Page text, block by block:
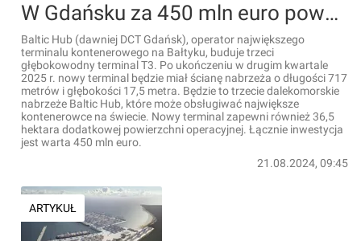
W Gdańsku za 450 mln euro powstaje trzeci głębokowodny terminal T3 na terenie Baltic Hub [FILMY]
Baltic Hub (dawniej DCT Gdańsk), operator największego
terminalu kontenerowego na Bałtyku, buduje trzeci
głębokowodny terminal T3. Po ukończeniu w drugim kwartale
2025 r. nowy terminal będzie miał ścianę nabrzeża o długości 717
metrów i głębokości 17,5 metra. Będzie to trzecie dalekomorskie
nabrzeże Baltic Hub, które może obsługiwać największe
kontenerowce na świecie. Nowy terminal zapewni również 36,5
hektara dodatkowej powierzchni operacyjnej. Łącznie inwestycja
jest warta 450 mln euro.
21.08.2024, 09:45
ARTYKUŁ